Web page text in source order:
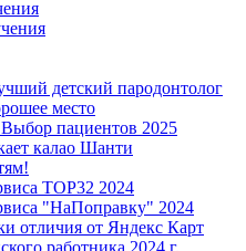
детский пародонтолог
место
пациентов 2025
калао Шанти
TOP32 2024
"НаПоправку" 2024
отличия от Яндекс Карт
работника 2024 г.